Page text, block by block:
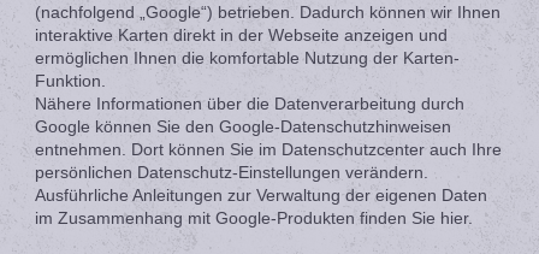
(nachfolgend „Google“) betrieben. Dadurch können wir Ihnen
interaktive Karten direkt in der Webseite anzeigen und
ermöglichen Ihnen die komfortable Nutzung der Karten-
Funktion.
Nähere Informationen über die Datenverarbeitung durch
Google können Sie den Google-Datenschutzhinweisen
entnehmen. Dort können Sie im Datenschutzcenter auch Ihre
persönlichen Datenschutz-Einstellungen verändern.
Ausführliche Anleitungen zur Verwaltung der eigenen Daten
im Zusammenhang mit Google-Produkten finden Sie hier.